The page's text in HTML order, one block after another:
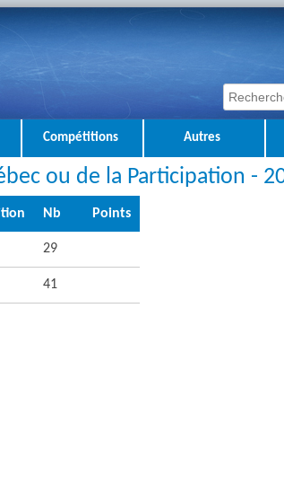
Compétitions Autres
ou de la Participation -
Nb Points
29
41